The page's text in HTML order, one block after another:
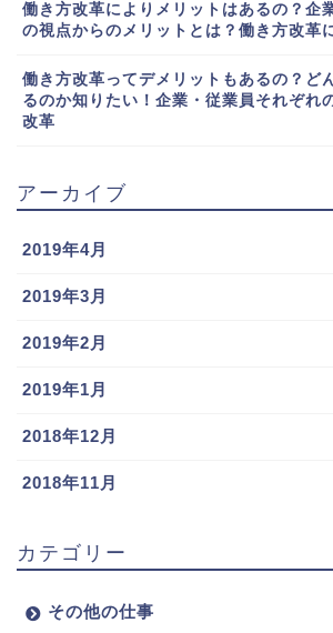
働き方改革によりメリットはあるの？企
の視点からのメリットとは？働き方改革
働き方改革ってデメリットもあるの？ど
るのか知りたい！企業・従業員それぞれ
改革
アーカイブ
2019年4月
2019年3月
2019年2月
2019年1月
2018年12月
2018年11月
カテゴリー
その他の仕事